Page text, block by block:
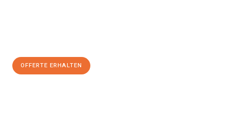
OFFERTE ERHALTEN